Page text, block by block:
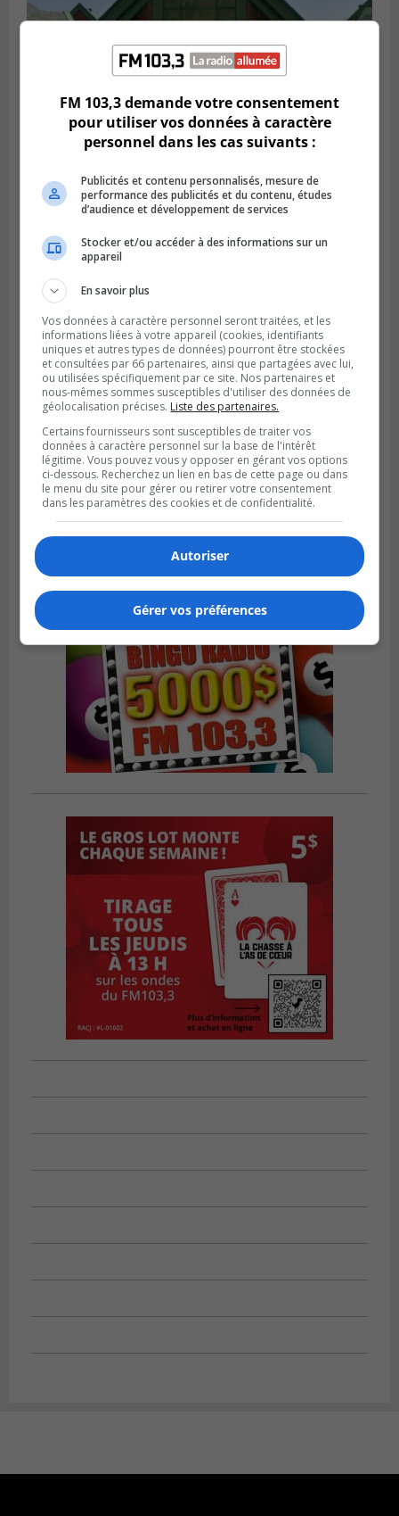
Publié le 28 juillet 2026 à 07h44
La Tablée des chefs obtient un appui
financier pour poursuivre sa mission
BOUCHERVILLE
Publié le 27 juillet 2026 à 19h58
Metro prend les moyens pour protéger son
personnel cadre
FM 103,3 demande votre consentement
pour utiliser vos données à caractère
personnel dans les cas suivants :
Publicités et contenu personnalisés, mesure de
performance des publicités et du contenu, études
d’audience et développement de services
Stocker et/ou accéder à des informations sur un
appareil
En savoir plus
Vos données à caractère personnel seront traitées, et les
informations liées à votre appareil (cookies, identifiants
uniques et autres types de données) pourront être stockées
et consultées par 66 partenaires, ainsi que partagées avec lui,
ou utilisées spécifiquement par ce site. Nos partenaires et
nous-mêmes sommes susceptibles d'utiliser des données de
géolocalisation précises. Liste des partenaires.
Certains fournisseurs sont susceptibles de traiter vos
données à caractère personnel sur la base de l'intérêt
légitime. Vous pouvez vous y opposer en gérant vos options
ci-dessous. Recherchez un lien en bas de cette page ou dans
le menu du site pour gérer ou retirer votre consentement
dans les paramètres des cookies et de confidentialité.
Autoriser
Gérer vos préférences